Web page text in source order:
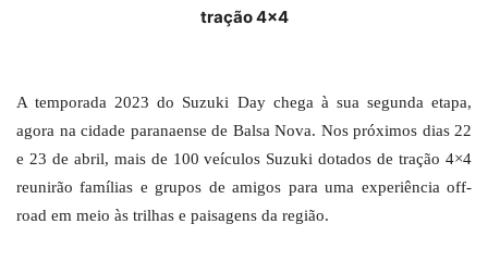
tração 4×4
A temporada 2023 do Suzuki Day chega à sua segunda etapa,
agora na cidade paranaense de Balsa Nova. Nos próximos dias 22
e 23 de abril, mais de 100 veículos Suzuki dotados de tração 4×4
reunirão famílias e grupos de amigos para uma experiência off-
road em meio às trilhas e paisagens da região.